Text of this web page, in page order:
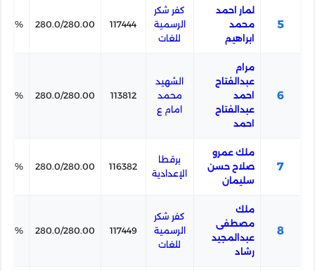
5
لمار احمد
محمد
ابراهيم
كفر شكر
الرسمية
للغات
117444
280.0/280.00
6
مرام
عبدالفتاح
احمد
عبدالفتاح
احمد
الشهيد
محمد
امام ع
113812
280.0/280.00
7
ملك عمرو
صلاح حسن
سليمان
برقطا
الإعدادية
116382
280.0/280.00
8
ملك
مصطفى
عبدالمجيد
رشاد
كفر شكر
الرسمية
للغات
117449
280.0/280.00